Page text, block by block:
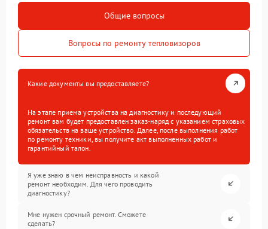
Общие вопросы
Вопросы по ремонту тепловизоров
Какие документы вы предоставляете?
На этапе приема устройства на диагностику и последующий
ремонт вам будет предоставлен заказ-наряд с указанием страховых
обязательств на ваше устройство. Далее, после выполнения работ
по ремонту техники, вы получите акт выполненных работ и
гарантийный талон.
Я уже знаю в чем неисправность и какой
ремонт необходим. Для чего проводить
диагностику?
Мне нужен срочный ремонт. Сможете
сделать?